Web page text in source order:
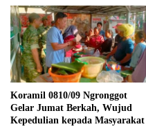
Koramil 0810/09 Ngronggot
Gelar Jumat Berkah, Wujud
Kepedulian kepada Masyarakat